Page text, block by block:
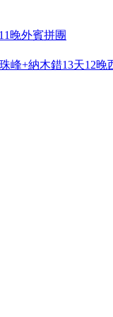
晚外賓拼團
峰+納木錯13天12晚